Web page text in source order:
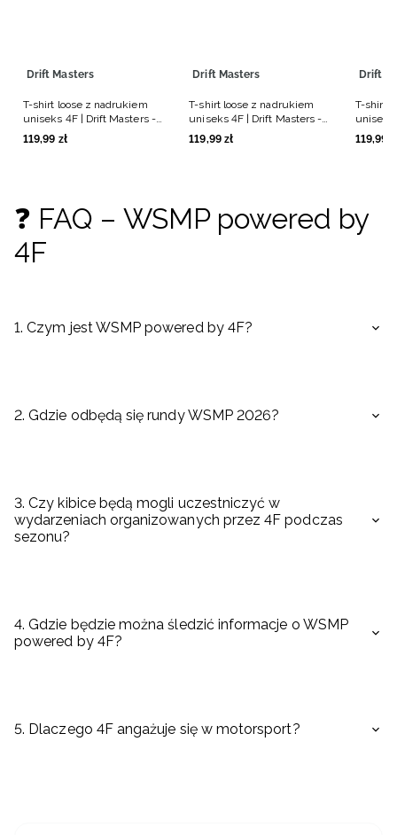
Drift Masters
T-shirt loose z nadrukiem
uniseks 4F | Drift Masters -
biały
119,99 zł
Drift Masters
T-shirt loose z nadrukiem
uniseks 4F | Drift Masters -
czarny
119,99 zł
Drift
T-shirt
uniseks
czarny
119,99
❓ FAQ – WSMP powered by
4F
1. Czym jest WSMP powered by 4F?
2. Gdzie odbędą się rundy WSMP 2026?
3. Czy kibice będą mogli uczestniczyć w
wydarzeniach organizowanych przez 4F podczas
sezonu?
4. Gdzie będzie można śledzić informacje o WSMP
powered by 4F?
5. Dlaczego 4F angażuje się w motorsport?